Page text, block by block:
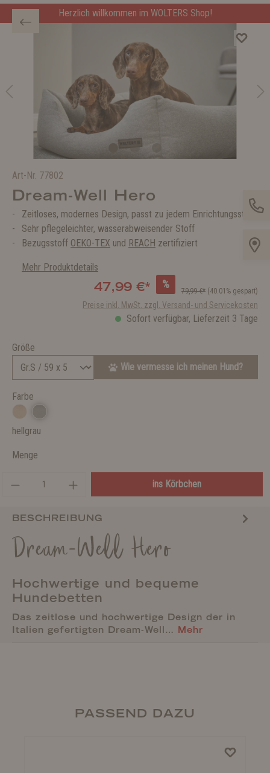
Herzlich willkommen im WOLTERS Shop!
Art-Nr. 77802
Dream-Well Hero
Zeitloses, modernes Design, passt zu jedem Einrichtungsstil
Sehr pflegeleichter, wasserabweisender Stoff
Bezugsstoff OEKO-TEX und REACH zertifiziert
Mehr Produktdetails
47,99 €* %
79,99 €* (40.01% gespart)
Preise inkl. MwSt. zzgl. Versand- und Servicekosten
Sofort verfügbar, Lieferzeit 3 Tage
Größe
Wie vermesse ich meinen Hund?
Farbe
hellgrau
Menge
ins Körbchen
BESCHREIBUNG
Dream-Well Hero
Hochwertige und bequeme
Hundebetten
Das zeitlose und hochwertige Design der in
Italien gefertigten Dream-Well… Mehr
PASSEND DAZU